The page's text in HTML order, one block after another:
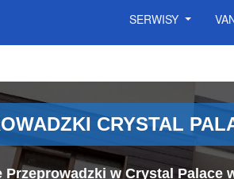
SERWISY
CRYSTAL
Przeprowadzki w Crystal Palace